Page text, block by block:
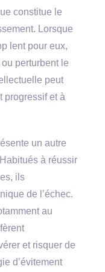
constitue le
Lorsque
lent pour eux,
perturbent le
peut
progressif et à
un autre
à réussir
ils
de l’échec.
au
et risquer de
d’évitement